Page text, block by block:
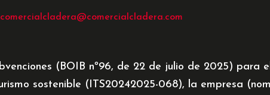
comercialcladera@comercialcladera.com
(BOIB nº96, de 22 de julio de 2025) para
sostenible (ITS20242025-068), la empresa